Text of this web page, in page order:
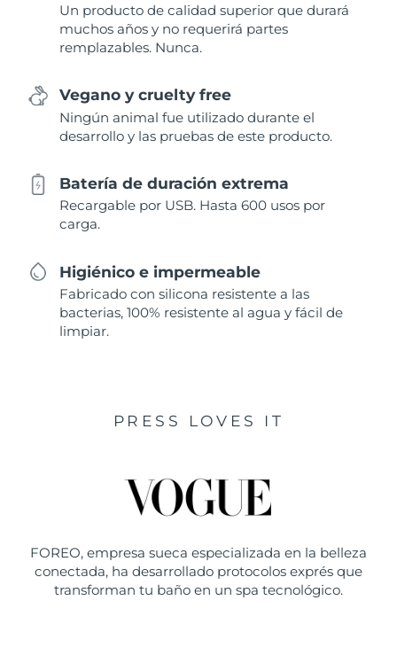
Un producto de calidad superior que durará
muchos años y no requerirá partes
remplazables. Nunca.
Vegano y cruelty free
Ningún animal fue utilizado durante el
desarrollo y las pruebas de este producto.
Batería de duración extrema
Recargable por USB. Hasta 600 usos por
carga.
Higiénico e impermeable
Fabricado con silicona resistente a las
bacterias, 100% resistente al agua y fácil de
limpiar.
PRESS LOVES IT
FOREO, empresa sueca especializada en la belleza
conectada, ha desarrollado protocolos exprés que
transforman tu baño en un spa tecnológico.